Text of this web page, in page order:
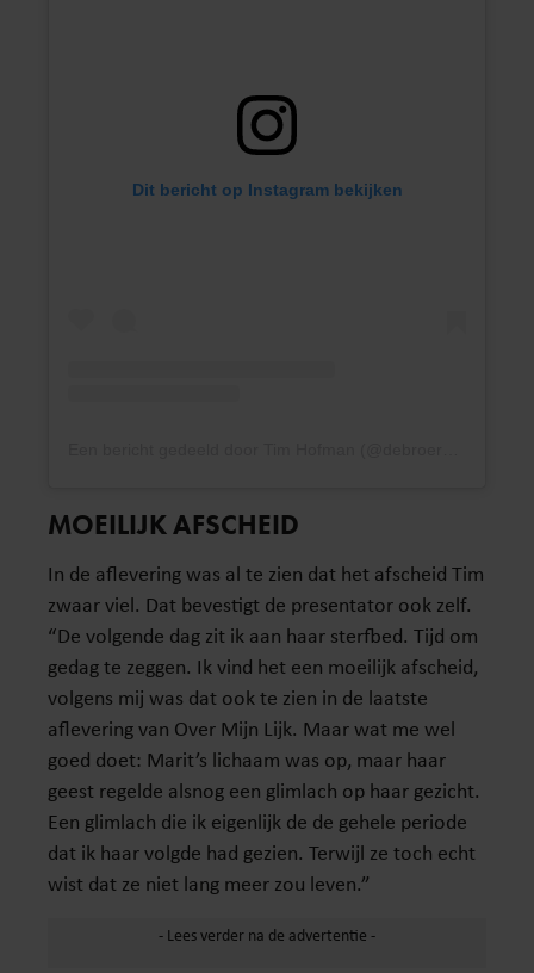
Dit bericht op Instagram bekijken
MOEILIJK AFSCHEID
In de aflevering was al te zien dat het afscheid Tim
zwaar viel. Dat bevestigt de presentator ook zelf.
“De volgende dag zit ik aan haar sterfbed. Tijd om
gedag te zeggen. Ik vind het een moeilijk afscheid,
volgens mij was dat ook te zien in de laatste
aflevering van Over Mijn Lijk. Maar wat me wel
goed doet: Marit’s lichaam was op, maar haar
geest regelde alsnog een glimlach op haar gezicht.
Een glimlach die ik eigenlijk de de gehele periode
dat ik haar volgde had gezien. Terwijl ze toch echt
wist dat ze niet lang meer zou leven.”